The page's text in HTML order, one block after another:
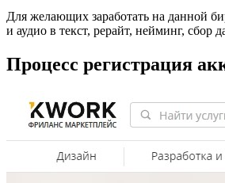
Для желающих заработать на данной
и аудио в текст, рерайт, нейминг, сбор
Процесс регистрация